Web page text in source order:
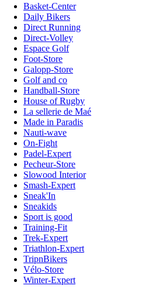
Basket-Center
Daily Bikers
Direct Running
Direct-Volley
Espace Golf
Foot-Store
Galopp-Store
Golf and co
Handball-Store
House of Rugby
La sellerie de Maé
Made in Paradis
Nauti-wave
On-Fight
Padel-Expert
Pecheur-Store
Slowood Interior
Smash-Expert
Sneak'In
Sneakids
Sport is good
Training-Fit
Trek-Expert
Triathlon-Expert
TripnBikers
Vélo-Store
Winter-Expert